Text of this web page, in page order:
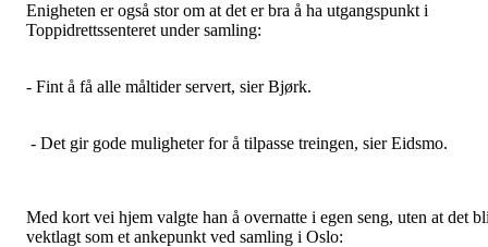
Enigheten er også stor om at det er bra å ha utgangspunkt i
Toppidrettssenteret under samling:
- Fint å få alle måltider servert, sier Bjørk.
- Det gir gode muligheter for å tilpasse treingen, sier Eidsmo.
Med kort vei hjem valgte han å overnatte i egen seng, uten at det
vektlagt som et ankepunkt ved samling i Oslo: